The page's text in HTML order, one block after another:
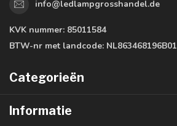
info@ledlampgrosshandel.de
KVK nummer: 85011584
BTW-nr met landcode: NL863468196B01
Categorieën
Informatie